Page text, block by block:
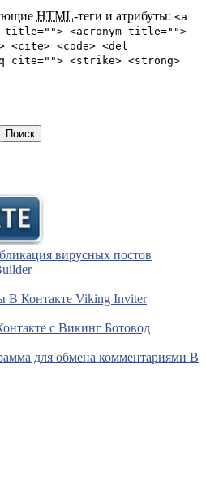
HTML-теги и атрибуты: <a
<acronym title="">
<cite> <code> <del
cite=""> <strike> <strong>
вирусных постов
В Контакте Viking Inviter
с Викинг Ботовод
для обмена комментариями В